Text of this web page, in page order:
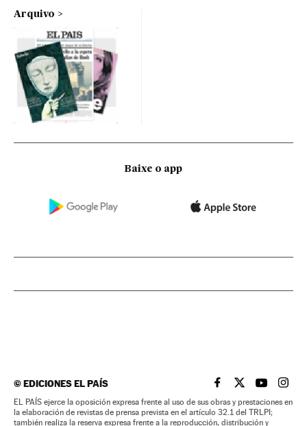
Arquivo
Baixe o app
©EDICIONES EL PAÍS EL PAÍS BRASIL EN
EL PAÍSEL PAÍS
EL
EL PAÍS ejerce la oposición expresa frente al uso de sus obras y prestaciones en
la elaboración de revistas de prensa prevista en el artículo 32.1 del TRLPI;
también realiza la reserva expresa frente a la reproducción, distribución y